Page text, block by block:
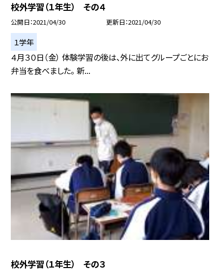
校外学習（１年生） その４
公開日 2021/04/30 更新日 2021/04/30
１学年
４月３０日（金） 体験学習の後は、外に出てグループごとにお
弁当を食べました。 新...
校外学習（１年生） その３